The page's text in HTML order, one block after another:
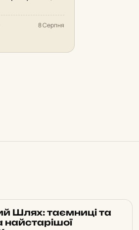
8 Серпня
Шлях: таємниці та
найстарішої